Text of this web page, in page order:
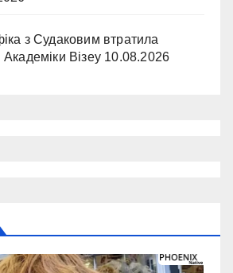
з Судаковим втратила
Візеу 10.08.2026